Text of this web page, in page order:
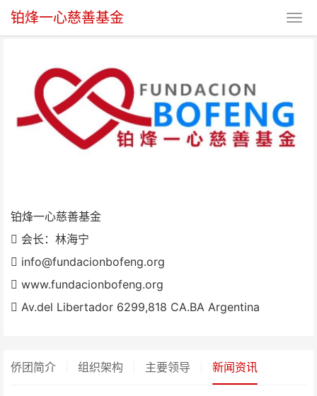
铂烽一心慈善基金
铂烽一心慈善基金
会长：林海宁
info@fundacionbofeng.org
www.fundacionbofeng.org
Av.del Libertador 6299,818 CA.BA Argentina
侨团简介 组织架构 主要领导 新闻资讯